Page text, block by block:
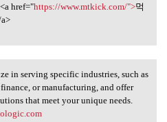
href="https://www.mtkick.com/">먹
in serving
in serving specific industries, such as
or manufacturing, and offer
that meet your unique needs.